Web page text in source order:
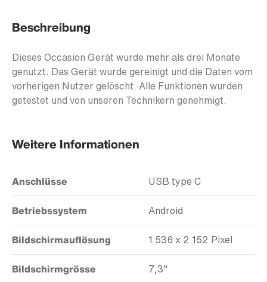
Beschreibung
Dieses Occasion Gerät wurde mehr als drei Monate
genutzt. Das Gerät wurde gereinigt und die Daten vom
vorherigen Nutzer gelöscht. Alle Funktionen wurden
getestet und von unseren Technikern genehmigt.
Weitere Informationen
Anschlüsse USB type C
Betriebssystem Android
Bildschirmauflösung 1 536 x 2 152 Pixel
Bildschirmgrösse 7,3"